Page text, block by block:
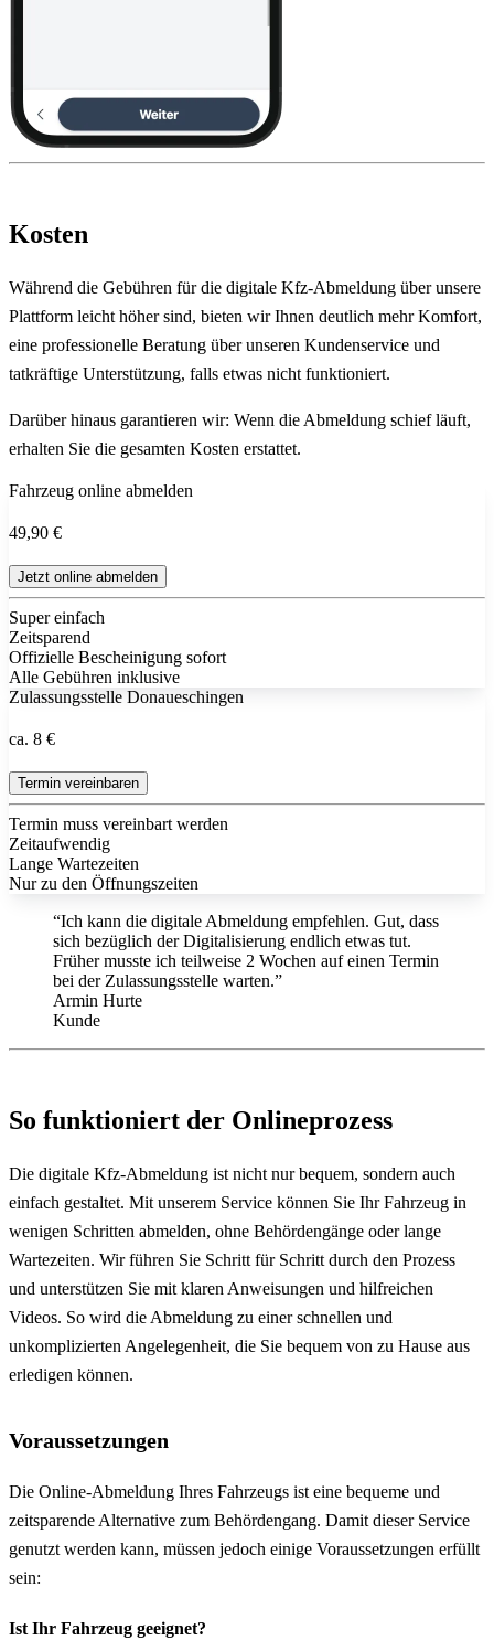
Kosten
Während die Gebühren für die digitale Kfz-Abmeldung über unsere
Plattform leicht höher sind, bieten wir Ihnen deutlich mehr Komfort,
eine professionelle Beratung über unseren Kundenservice und
tatkräftige Unterstützung, falls etwas nicht funktioniert.
Darüber hinaus garantieren wir: Wenn die Abmeldung schief läuft,
erhalten Sie die gesamten Kosten erstattet.
Fahrzeug online abmelden
49,90 €
Jetzt online abmelden
Super einfach
Zeitsparend
Offizielle Bescheinigung sofort
Alle Gebühren inklusive
Zulassungsstelle Donaueschingen
ca. 8 €
Termin vereinbaren
Termin muss vereinbart werden
Zeitaufwendig
Lange Wartezeiten
Nur zu den Öffnungszeiten
“Ich kann die digitale Abmeldung empfehlen. Gut, dass
sich bezüglich der Digitalisierung endlich etwas tut.
Früher musste ich teilweise 2 Wochen auf einen Termin
bei der Zulassungsstelle warten.”
Armin Hurte
Kunde
So funktioniert der Onlineprozess
Die digitale Kfz-Abmeldung ist nicht nur bequem, sondern auch
einfach gestaltet. Mit unserem Service können Sie Ihr Fahrzeug in
wenigen Schritten abmelden, ohne Behördengänge oder lange
Wartezeiten. Wir führen Sie Schritt für Schritt durch den Prozess
und unterstützen Sie mit klaren Anweisungen und hilfreichen
Videos. So wird die Abmeldung zu einer schnellen und
unkomplizierten Angelegenheit, die Sie bequem von zu Hause aus
erledigen können.
Voraussetzungen
Die Online-Abmeldung Ihres Fahrzeugs ist eine bequeme und
zeitsparende Alternative zum Behördengang. Damit dieser Service
genutzt werden kann, müssen jedoch einige Voraussetzungen erfüllt
sein:
Ist Ihr Fahrzeug geeignet?